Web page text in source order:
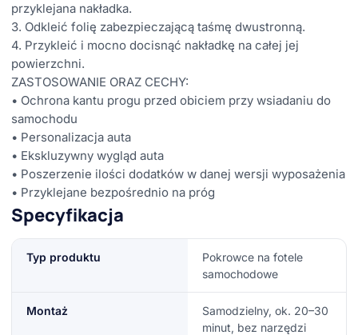
przyklejana nakładka.
3. Odkleić folię zabezpieczającą taśmę dwustronną.
4. Przykleić i mocno docisnąć nakładkę na całej jej
powierzchni.
ZASTOSOWANIE ORAZ CECHY:
• Ochrona kantu progu przed obiciem przy wsiadaniu do
samochodu
• Personalizacja auta
• Ekskluzywny wygląd auta
• Poszerzenie ilości dodatków w danej wersji wyposażenia
• Przyklejane bezpośrednio na próg
Specyfikacja
Typ produktu
Pokrowce na fotele
samochodowe
Montaż
Samodzielny, ok. 20–30
minut, bez narzędzi